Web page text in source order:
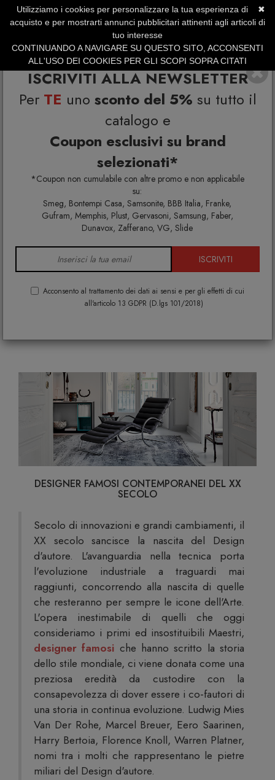
ISCRIVITI ALLA NEWSLETTER
Per TE uno sconto del 5% su tutto il
catalogo e
Coupon esclusivi su brand
selezionati*
*Coupon non cumulabile con altre promo e non applicabile
su:
Smeg, Bontempi Casa, Samsonite, BBB Italia, Franke,
Gufram, Memphis, Plust, Gervasoni, Samsung, Faber,
Dunavox, Zafferano, VG, Slide
ISCRIVITI
Acconsento al trattamento dei dati ai sensi e per gli effetti di cui
all'articolo 13 GDPR (D.lgs 101/2018)
SERVIZIO CLIENTI +39.0773.470.562
SUMMER SALES | Fino al 40% di Sconto
Arredo interno
DESIGNER FAMOSI
Scopri la vendita designer famosi una
selezione di arredi e complementi
firmati dai grandi maestri del Design
DESIGNER FAMOSI CONTEMPORANEI DEL XX
SECOLO
Secolo di innovazioni e grandi cambiamenti, il
XX secolo sancisce la nascita del Design
d'autore. L'avanguardia nella tecnica porta
l'evoluzione industriale a traguardi mai
raggiunti, concorrendo alla nascita di quelle
che resteranno per sempre le icone dell'Arte.
L'opera inestimabile di quelli che oggi
consideriamo i primi ed insostituibili Maestri,
designer famosi che hanno scritto la storia
dello stile mondiale, ci viene donata come una
preziosa eredità da custodire con la
consapevolezza di dover essere i co-fautori di
una storia in continua evoluzione. Ludwig Mies
Van Der Rohe, Marcel Breuer, Eero Saarinen,
Harry Bertoia, Florence Knoll, Warren Platner,
nomi tra i molti che rappresentano le pietre
miliari del Design d'autore.
✖
Utilizziamo i cookies per personalizzare la tua esperienza di
acquisto e per mostrarti annunci pubblicitari attinenti agli articoli di
tuo interesse
CONTINUANDO A NAVIGARE SU QUESTO SITO, ACCONSENTI
ALL'USO DEI COOKIES PER GLI SCOPI SOPRA CITATI